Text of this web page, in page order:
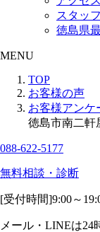
スタッ
徳島県
MENU
TOP
お客様の声
お客様アンケ
徳島市南二
088-622-5177
無料相談・診断
[受付時間]9:00～
メール・LINEは24